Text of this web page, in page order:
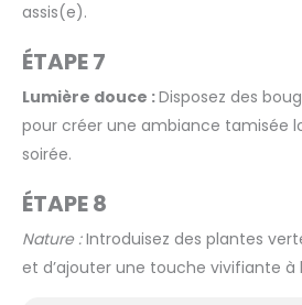
assis(e).
ÉTAPE 7
Lumière douce :Disposez des
pour créer une ambiance tamisée
soirée.
ÉTAPE 8
Nature :Introduisez des plantes
et d’ajouter une touche vivifiante à